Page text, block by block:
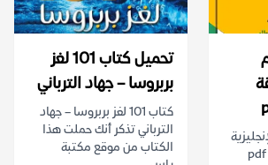
بطريقة تدريبية رائعة pdf
تحميل كتاب 101 لغز
بربروسا – جهاد الترباني
كتاب 101 لغز بربروسا – جهاد
الترباني تذكر أنك حملت هذا
الكتاب من موقع مكتبة